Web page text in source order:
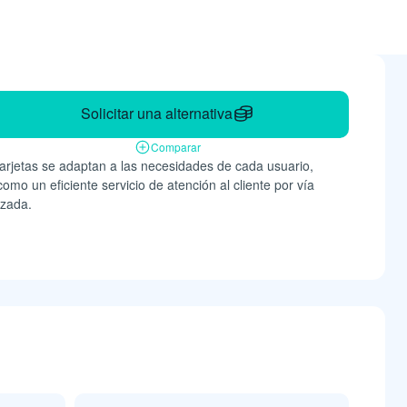
Solicitar una alternativa
Comparar
se adaptan a las necesidades de cada usuario,
un eficiente servicio de atención al cliente por vía